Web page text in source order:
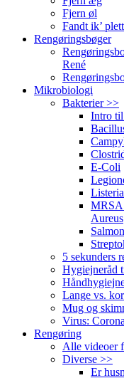
Fjern øl
Fandt ik’
Rengøringsbøger
René
Mikrobiologi
Bakterier >>
Intro
E-Coli
Listeria
MRSA
Aureus
5 sekunders
Hygiejneråd
Lange vs.
Mug og
Virus:
Rengøring
Alle videoer
Diverse >>
Er